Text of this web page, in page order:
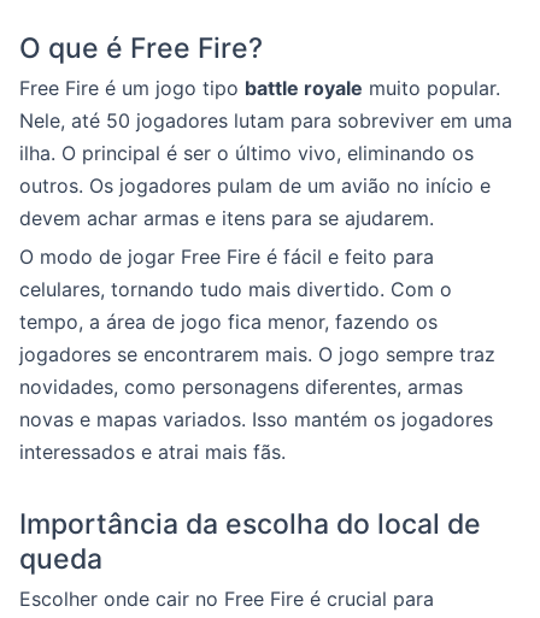
O que é Free Fire?
Free Fire é um jogo tipo battle royale muito popular.
Nele, até 50 jogadores lutam para sobreviver em uma
ilha. O principal é ser o último vivo, eliminando os
outros. Os jogadores pulam de um avião no início e
devem achar armas e itens para se ajudarem.
O modo de jogar Free Fire é fácil e feito para
celulares, tornando tudo mais divertido. Com o
tempo, a área de jogo fica menor, fazendo os
jogadores se encontrarem mais. O jogo sempre traz
novidades, como personagens diferentes, armas
novas e mapas variados. Isso mantém os jogadores
interessados e atrai mais fãs.
Importância da escolha do local de
queda
Escolher onde cair no Free Fire é crucial para